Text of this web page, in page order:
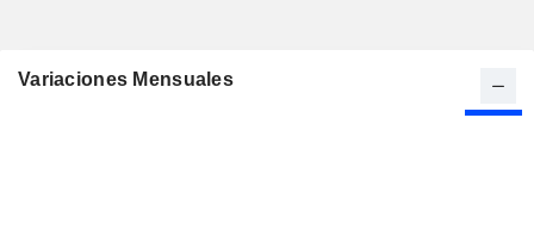
Variaciones Mensuales